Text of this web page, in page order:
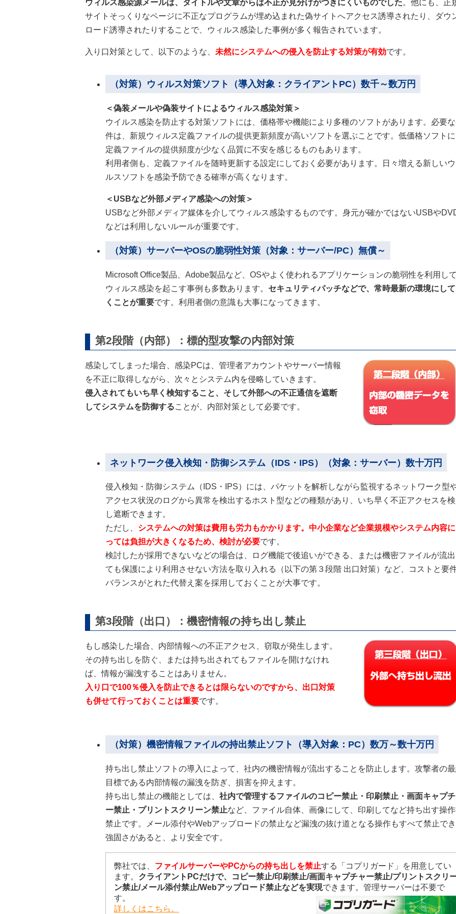
ウィルス感染源メールは、タイトルや文章からは不正か見分けがつきにくいものでした。他にも、正
サイトそっくりなページに不正なプログラムが埋め込まれた偽サイトへアクセス誘導されたり、ダウ
ロード誘導されたりすることで、ウィルス感染した事例が多く報告されています。
入り口対策として、以下のような、 未然にシステムへの侵入を防止する対策が有効です。
（対策）ウィルス対策ソフト（導入対象：クライアントPC）数千～数万円
＜偽装メールや偽装サイトによるウィルス感染対策＞
ウイルス感染を防止する対策ソフトには、価格帯や機能により多種のソフトがあります。必要
件は、新規ウィルス定義ファイルの提供更新頻度が高いソフトを選ぶことです。低価格ソフト
定義ファイルの提供頻度が少なく品質に不安を感じるものもあります。
利用者側も、定義ファイルを随時更新する設定にしておく必要があります。日々増える新しい
ルスソフトを感染予防できる確率が高くなります。
＜USBなど外部メディア感染への対策＞
USBなど外部メディア媒体を介してウィルス感染するものです。身元が確かではないUSBや
などは利用しないルールが重要です。
（対策）サーバーやOSの脆弱性対策（対象：サーバー/PC）無償～
Microsoft Office製品、Adobe製品など、OSやよく使われるアプリケーションの脆弱性を利用し
ウィルス感染を起こす事例も多数あります。 セキュリティパッチなどで、常時最新の環境にし
くことが重要です。利用者側の意識も大事になってきます。
第2段階（内部）：標的型攻撃の内部対策
感染してしまった場合、感染PCは、管理者アカウントやサーバー情報
を不正に取得しながら、次々とシステム内を侵略していきます。
侵入されてもいち早く検知すること、そして外部への不正通信を遮断
してシステムを防御することが、内部対策として必要です。
ネットワーク侵入検知・防御システム（IDS・IPS）（対象：サーバー）数十万円
侵入検知・防御システム（IDS・IPS）には、パケットを解析しながら監視するネットワーク型
アクセス状況のログから異常を検出するホスト型などの種類があり、いち早く不正アクセスを
し遮断できます。
ただし、 システムへの対策は費用も労力もかかります。中小企業など企業規模やシステム内容
っては負担が大きくなるため、検討が必要です。
検討したが採用できないなどの場合は、ログ機能で後追いができる、または機密ファイルが流
ても保護により利用させない方法を取り入れる（以下の第３段階 出口対策）など、コストと要
バランスがとれた代替え案を採用しておくことが大事です。
第3段階（出口）：機密情報の持ち出し禁止
もし感染した場合、内部情報への不正アクセス、窃取が発生します。
その持ち出しを防ぐ、または持ち出されてもファイルを開けなけれ
ば、情報が漏洩することはありません。
入り口で100％侵入を防止できるとは限らないのですから、出口対策
も併せて行っておくことは重要です。
（対策）機密情報ファイルの持出禁止ソフト（導入対象：PC）数万～数十万円
持ち出し禁止ソフトの導入によって、社内の機密情報が流出することを防止します。攻撃者の
目標である内部情報の漏洩を防ぎ、損害を抑えます。
持ち出し禁止の機能としては、 社内で管理するファイルのコピー禁止・印刷禁止・画面キャプ
ー禁止・プリントスクリーン禁止など、ファイル自体、画像にして、印刷してなど持ち出す操
禁止です。メール添付やWebアップロードの禁止など漏洩の抜け道となる操作もすべて禁止で
強固さがあると、より安全です。
弊社では、 ファイルサーバーやPCからの持ち出しを禁止する「コプリガード」を用意してい
ます。 クライアントPCだけで、コピー禁止/印刷禁止/画面キャプチャー禁止/プリントスクリ
ン禁止/メール添付禁止/Webアップロード禁止などを実現できます。管理サーバーは不要で
す。
詳しくはこちら。